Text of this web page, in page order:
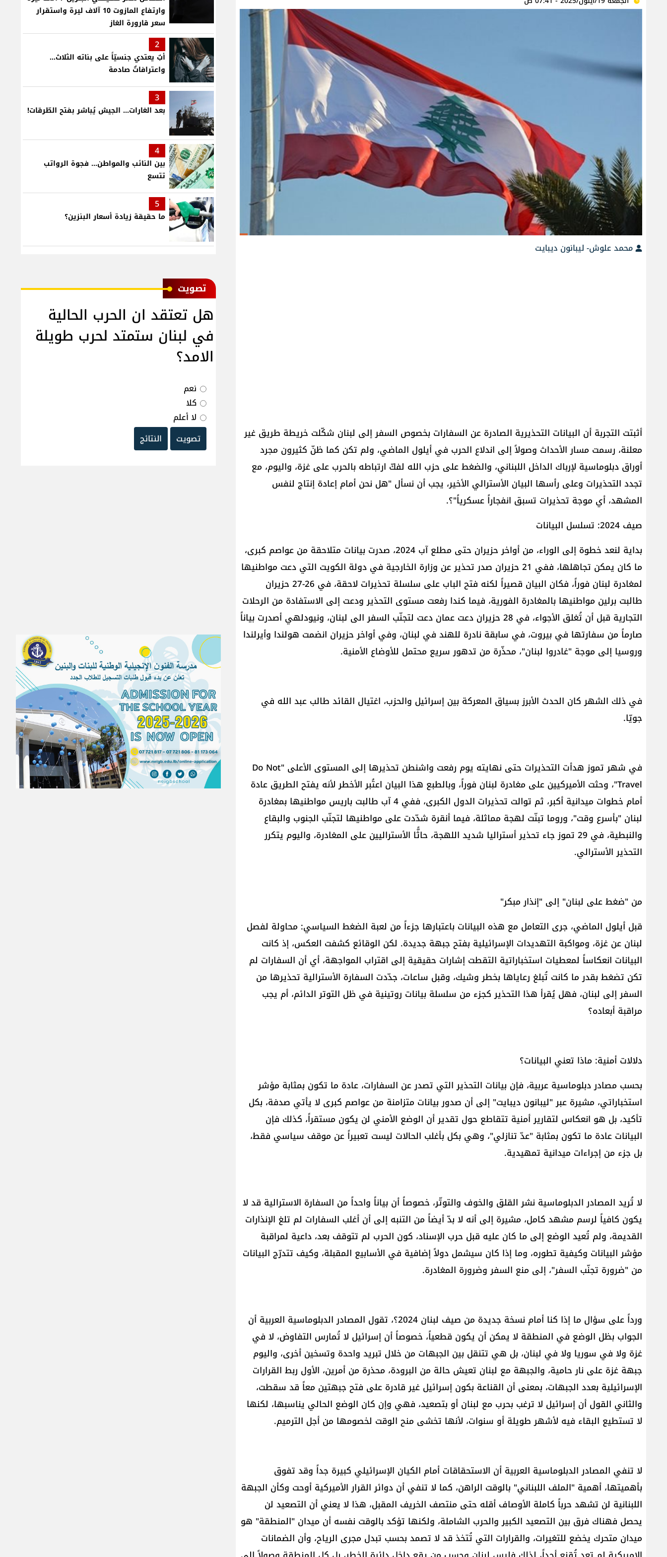
محمد علوش- ليبانون ديبايت
أثبتت التجربة أن البيانات التحذيرية الصادرة عن السفارات بخصوص السفر إلى لبنان شكّلت خريطة طريق غير
معلنة، رسمت مسار الأحداث وصولاً إلى اندلاع الحرب في أيلول الماضي، ولم تكن كما ظنّ كثيرون مجرد
أوراق دبلوماسية لإرباك الداخل اللبناني، والضغط على حزب الله لفكّ ارتباطه بالحرب على غزة، واليوم، مع
تجدد التحذيرات وعلى رأسها البيان الأسترالي الأخير، يجب أن نسأل "هل نحن أمام إعادة إنتاج لنفس
المشهد، أي موجة تحذيرات تسبق انفجاراً عسكرياً"؟.
صيف 2024: تسلسل البيانات
بداية لنعد خطوة إلى الوراء، من أواخر حزيران حتى مطلع آب 2024، صدرت بيانات متلاحقة من عواصم كبرى،
ما كان يمكن تجاهلها، ففي 21 حزيران صدر تحذير عن وزارة الخارجية في دولة الكويت التي دعت مواطنيها
لمغادرة لبنان فوراً، فكان البيان قصيراً لكنه فتح الباب على سلسلة تحذيرات لاحقة، في 26-27 حزيران
طالبت برلين مواطنيها بالمغادرة الفورية، فيما كندا رفعت مستوى التحذير ودعت إلى الاستفادة من الرحلات
التجارية قبل أن تُغلق الأجواء، في 28 حزيران دعت عمان دعت لتجنّب السفر الى لبنان، ونيودلهي أصدرت بياناً
صارماً من سفارتها في بيروت، في سابقة نادرة للهند في لبنان، وفي أواخر حزيران انضمت هولندا وأيرلندا
وروسيا إلى موجة "غادروا لبنان"، محذّرة من تدهور سريع محتمل للأوضاع الأمنية.
في ذلك الشهر كان الحدث الأبرز بسياق المعركة بين إسرائيل والحزب، اغتيال القائد طالب عبد الله في
جويّا.
في شهر تموز هدأت التحذيرات حتى نهايته يوم رفعت واشنطن تحذيرها إلى المستوى الأعلى "Do Not
Travel"، وحثت الأميركيين على مغادرة لبنان فوراً، وبالطبع هذا البيان اعتُبر الأخطر لأنه يفتح الطريق عادة
أمام خطوات ميدانية أكبر، ثم توالت تحذيرات الدول الكبرى، ففي 4 آب طالبت باريس مواطنيها بمغادرة
لبنان "بأسرع وقت"، وروما تبنّت لهجة مماثلة، فيما أنقرة شدّدت على مواطنيها لتجنّب الجنوب والبقاع
والنبطية، في 29 تموز جاء تحذير أستراليا شديد اللهجة، حاثًّا الأستراليين على المغادرة، واليوم يتكرر
التحذير الأسترالي.
من "ضغط على لبنان" إلى "إنذار مبكر"
قبل أيلول الماضي، جرى التعامل مع هذه البيانات باعتبارها جزءاً من لعبة الضغط السياسي: محاولة لفصل
لبنان عن غزة، ومواكبة التهديدات الإسرائيلية بفتح جبهة جديدة. لكن الوقائع كشفت العكس، إذ كانت
البيانات انعكاساً لمعطيات استخباراتية التقطت إشارات حقيقية إلى اقتراب المواجهة، أي أن السفارات لم
تكن تضغط بقدر ما كانت تُبلغ رعاياها بخطر وشيك، وقبل ساعات، جدّدت السفارة الأسترالية تحذيرها من
السفر إلى لبنان، فهل يُقرأ هذا التحذير كجزء من سلسلة بيانات روتينية في ظل التوتر الدائم، أم يجب
مراقبة أبعاده؟
دلالات أمنية: ماذا تعني البيانات؟
بحسب مصادر دبلوماسية عربية، فإن بيانات التحذير التي تصدر عن السفارات، عادة ما تكون بمثابة مؤشر
استخباراتي، مشيرة عبر "ليبانون ديبايت" إلى أن صدور بيانات متزامنة من عواصم كبرى لا يأتي صدفة، بكل
تأكيد، بل هو انعكاس لتقارير أمنية تتقاطع حول تقدير أن الوضع الأمني لن يكون مستقراً، كذلك فإن
البيانات عادة ما تكون بمثابة "عدّ تنازلي"، وهي بكل بأغلب الحالات ليست تعبيراً عن موقف سياسي فقط،
بل جزء من إجراءات ميدانية تمهيدية.
لا تُريد المصادر الدبلوماسية نشر القلق والخوف والتوتّر، خصوصاً أن بياناً واحداً من السفارة الاسترالية قد لا
يكون كافياً لرسم مشهد كامل، مشيرة إلى أنه لا بدّ أيضاً من التنبه إلى أن أغلب السفارات لم تلغ الإنذارات
القديمة، ولم تُعيد الوضع إلى ما كان عليه قبل حرب الإسناد، كون الحرب لم تتوقف بعد، داعية لمراقبة
مؤشر البيانات وكيفية تطوره، وما إذا كان سيشمل دولاً إضافية في الأسابيع المقبلة، وكيف تتدرّج البيانات
من "ضرورة تجنّب السفر"، إلى منع السفر وضرورة المغادرة.
ورداً على سؤال ما إذا كنا أمام نسخة جديدة من صيف لبنان 2024؟، تقول المصادر الدبلوماسية العربية أن
الجواب بظل الوضع في المنطقة لا يمكن أن يكون قطعياً، خصوصاً أن إسرائيل لا تُمارس التفاوض، لا في
غزة ولا في سوريا ولا في لبنان، بل هي تتنقل بين الجبهات من خلال تبريد واحدة وتسخين أخرى، واليوم
جبهة غزة على نار حامية، والجبهة مع لبنان تعيش حالة من البرودة، محذرة من أمرين، الأول ربط القرارات
الإسرائيلية بعدد الجبهات، بمعنى أن القناعة بكون إسرائيل غير قادرة على فتح جبهتين معاً قد سقطت،
والثاني القول أن إسرائيل لا ترغب بحرب مع لبنان أو بتصعيد، فهي وإن كان الوضع الحالي يناسبها، لكنها
لا تستطيع البقاء فيه لأشهر طويلة أو سنوات، لأنها تخشى منح الوقت لخصومها من أجل الترميم.
لا تنفي المصادر الدبلوماسية العربية أن الاستحقاقات أمام الكيان الإسرائيلي كبيرة جداً وقد تفوق
بأهميتها، أهمية "الملف اللبناني" بالوقت الراهن، كما لا تنفي أن دوائر القرار الأميركية أوحت وكأن الجبهة
اللبنانية لن تشهد حرباً كاملة الأوصاف أقله حتى منتصف الخريف المقبل، هذا لا يعني أن التصعيد لن
يحصل فهناك فرق بين التصعيد الكبير والحرب الشاملة، ولكنها تؤكد بالوقت نفسه أن ميدان "المنطقة" هو
ميدان متحرك يخضع للتغيرات، والقرارات التي تُتخذ قد لا تصمد بحسب تبدل مجرى الرياح، وأن الضمانات
وارتفاع المازوت 10 آلاف ليرة واستقرار
سعر قارورة الغاز
2
أبٌ يعتدي جنسيّاً على بناته الثلاث…
واعترافاتٌ صادمة
3
بعد الغارات... الجيش يُباشر بفتح الطّرقات!
4
بين النائب والمواطن... فجوة الرواتب
تتسع
5
ما حقيقة زيادة أسعار البنزين؟
ﺗﺼﻮﻳﺖ
هل تعتقد ان الحرب الحالية
في لبنان ستمتد لحرب طويلة
الامد؟
نعم
كلا
لا أعلم
تصويت
النتائج